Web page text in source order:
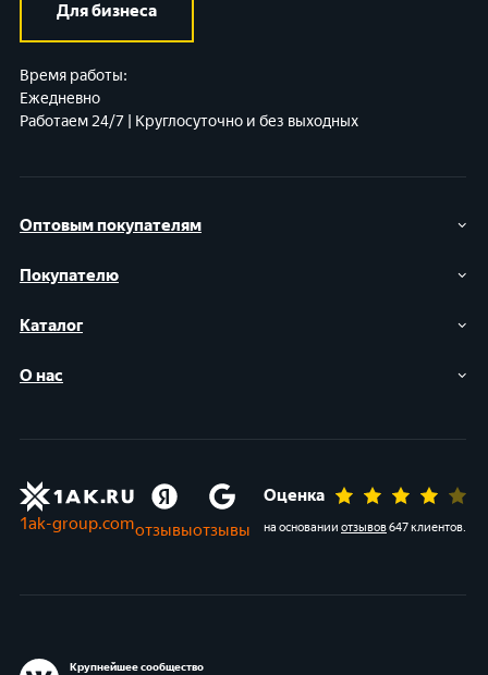
Оптовым покупателям
Покупателю
Каталог
О нас
Для бизнеса
Время работы:
Ежедневно
Работаем 24/7 | Круглосуточно и без выходных
1ak-group.comотзывыотзывы
Оценка
на основании отзывов647 клиентов.
Крупнейшее сообщество